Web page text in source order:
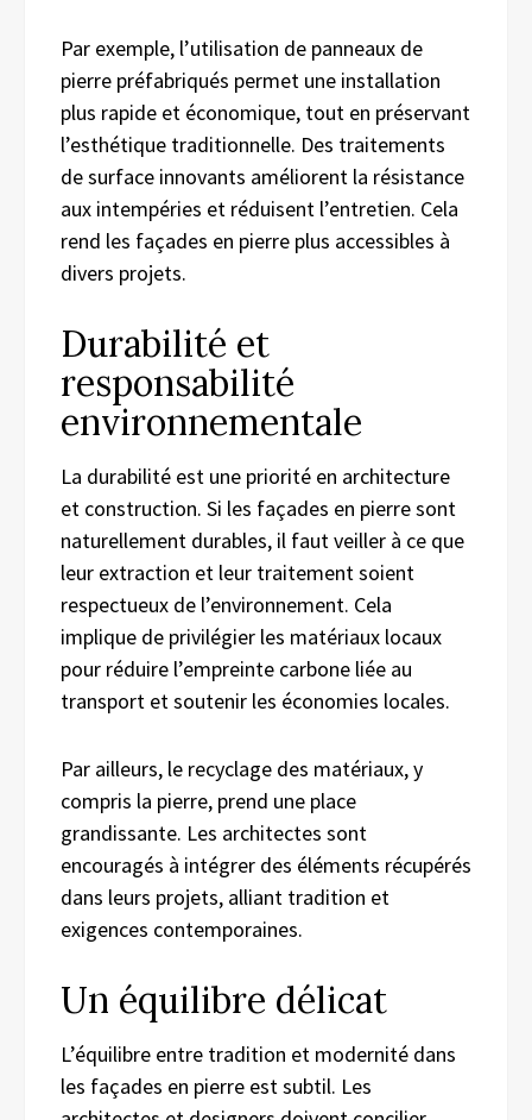
Par exemple, l’utilisation de panneaux de
pierre préfabriqués permet une installation
plus rapide et économique, tout en préservant
l’esthétique traditionnelle. Des traitements
de surface innovants améliorent la résistance
aux intempéries et réduisent l’entretien. Cela
rend les façades en pierre plus accessibles à
divers projets.
Durabilité et
responsabilité
environnementale
La durabilité est une priorité en architecture
et construction. Si les façades en pierre sont
naturellement durables, il faut veiller à ce que
leur extraction et leur traitement soient
respectueux de l’environnement. Cela
implique de privilégier les matériaux locaux
pour réduire l’empreinte carbone liée au
transport et soutenir les économies locales.
Par ailleurs, le recyclage des matériaux, y
compris la pierre, prend une place
grandissante. Les architectes sont
encouragés à intégrer des éléments récupérés
dans leurs projets, alliant tradition et
exigences contemporaines.
Un équilibre délicat
L’équilibre entre tradition et modernité dans
les façades en pierre est subtil. Les